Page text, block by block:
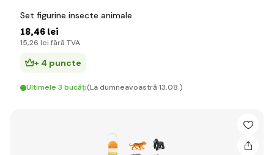
Set figurine insecte animale
18,46 lei
15,26 lei fără TVA
+ 4 puncte
Ultimele 3 bucăți(La dumneavoastră 13.08.)